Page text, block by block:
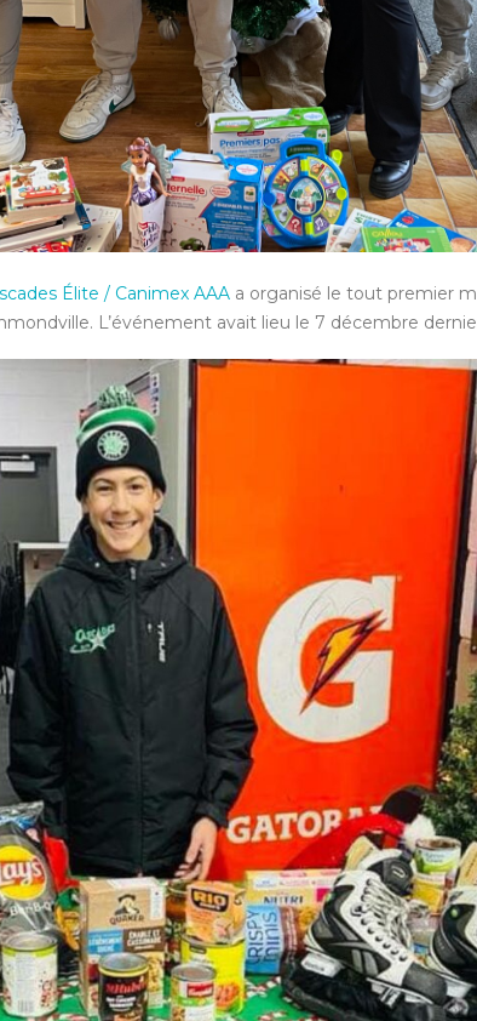
Élite / Canimex AAA a organisé le tout premier
L’événement avait lieu le 7 décembre